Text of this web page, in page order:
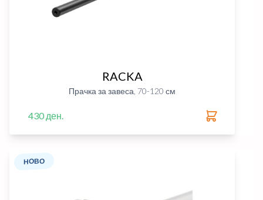
RACKA
Прачка за завеса, 70-120 см
430 ден.
НОВО